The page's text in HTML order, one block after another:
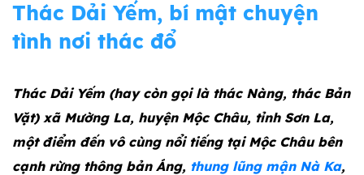
Thác Dải Yếm, bí mật chuyện
tình nơi thác đổ
Thác Dải Yếm (hay còn gọi là thác Nàng, thác Bản
Vặt) xã Mường La, huyện Mộc Châu, tỉnh Sơn La,
một điểm đến vô cùng nổi tiếng tại Mộc Châu bên
cạnh rừng thông bản Áng, thung lũng mận Nà Ka,